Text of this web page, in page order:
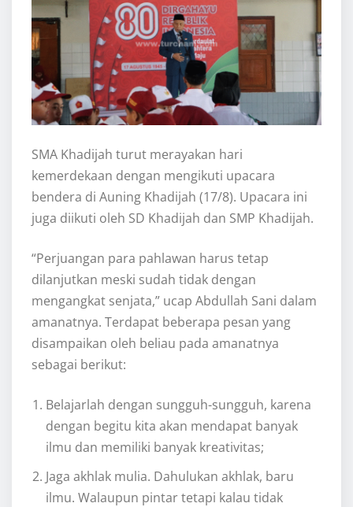
SMA Khadijah turut merayakan hari
kemerdekaan dengan mengikuti upacara
bendera di Auning Khadijah (17/8). Upacara ini
juga diikuti oleh SD Khadijah dan SMP Khadijah.
“Perjuangan para pahlawan harus tetap
dilanjutkan meski sudah tidak dengan
mengangkat senjata,” ucap Abdullah Sani dalam
amanatnya. Terdapat beberapa pesan yang
disampaikan oleh beliau pada amanatnya
sebagai berikut:
Belajarlah dengan sungguh-sungguh, karena
dengan begitu kita akan mendapat banyak
ilmu dan memiliki banyak kreativitas;
Jaga akhlak mulia. Dahulukan akhlak, baru
ilmu. Walaupun pintar tetapi kalau tidak